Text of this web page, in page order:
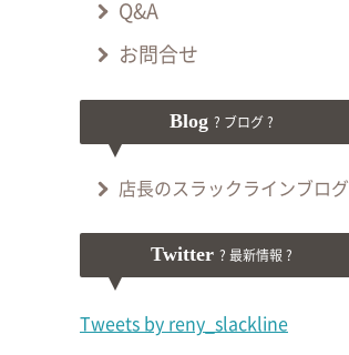
Q&A
お問合せ
Blog ? ブログ ?
店長のスラックラインブログ
Twitter ? 最新情報 ?
Tweets by reny_slackline